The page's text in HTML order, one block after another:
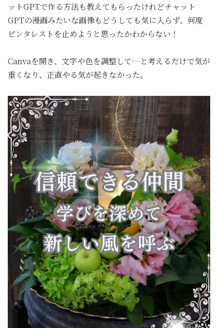
ットGPTで作る方法も教えてもらったけれどチャット
GPTの漫画みたいな画像もどうしても気に入らず、何度
ピンタレストを止めようと思ったかわからない！
Canvaを開き、文字や色を調整して…と考えるだけで気が
重くなり、正直やる気が起きなかった。